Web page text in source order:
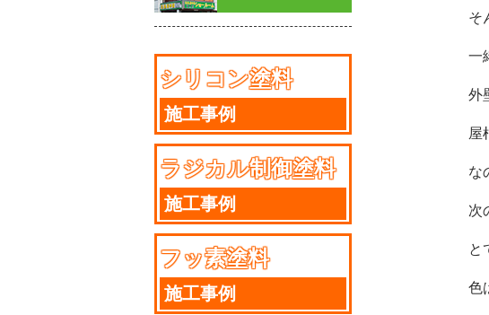
そ
一
外
屋
な
次
と
色
シリコン塗料
施工事例
ラジカル制御塗料
施工事例
フッ素塗料
施工事例